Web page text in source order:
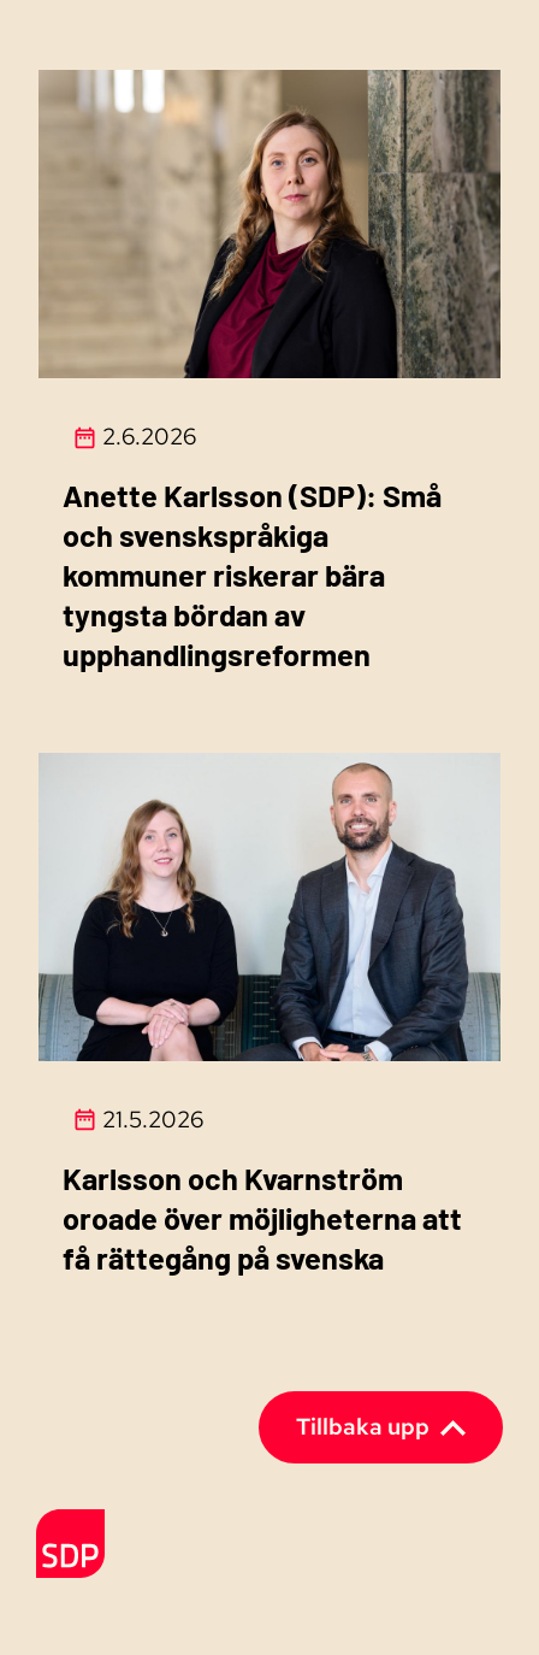
2.6.2026
Anette Karlsson (SDP): Små
och svenskspråkiga
kommuner riskerar bära
tyngsta bördan av
upphandlingsreformen
21.5.2026
Karlsson och Kvarnström
oroade över möjligheterna att
få rättegång på svenska
Tillbaka upp
Till förstasidan